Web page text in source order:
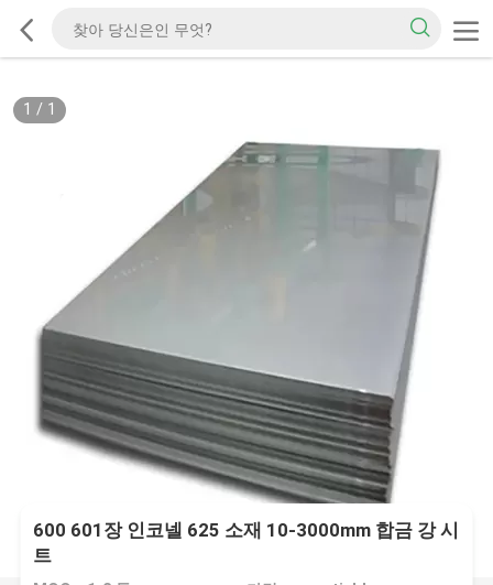
1 / 1
600 601장 인코넬 625 소재 10-3000mm 합금 강 시
트